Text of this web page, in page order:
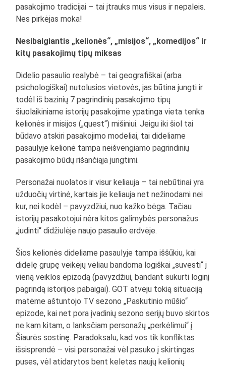
pasakojimo tradicijai – tai įtrauks mus visus ir nepaleis.
Nes pirkėjas moka!
Nesibaigiantis „kelionės“, „misijos“, „komedijos“ ir
kitų pasakojimų tipų miksas
Didelio pasaulio realybė – tai geografiškai (arba
psichologiškai) nutolusios vietovės, jas būtina jungti ir
todėl iš bazinių 7 pagrindinių pasakojimo tipų
šiuolaikiniame istorijų pasakojime ypatinga vieta tenka
kelionės ir misijos („quest“) mišiniui. Jeigu iki šiol tai
būdavo atskiri pasakojimo modeliai, tai dideliame
pasaulyje kelionė tampa neišvengiamo pagrindinių
pasakojimo būdų rišančiąja jungtimi.
Personažai nuolatos ir visur keliauja – tai nebūtinai yra
užduočių virtinė, kartais jie keliauja net nežinodami nei
kur, nei kodėl – pavyzdžiui, nuo kažko bėga. Tačiau
istorijų pasakotojui nėra kitos galimybės personažus
„judinti“ didžiulėje naujo pasaulio erdvėje.
Šios kelionės dideliame pasaulyje tampa iššūkiu, kai
didelę grupę veikėjų vėliau bandoma logiškai „suvesti“ į
vieną veiklos epizodą (pavyzdžiui, bandant sukurti loginį
pagrindą istorijos pabaigai). GOT atveju tokią situaciją
matėme aštuntojo TV sezono „Paskutinio mūšio“
epizode, kai net pora įvadinių sezono serijų buvo skirtos
ne kam kitam, o lanksčiam personažų „perkėlimui“ į
Šiaurės sostinę. Paradoksalu, kad vos tik konfliktas
išsisprendė – visi personažai vėl pasuko į skirtingas
puses, vėl atidarytos bent keletas naujų kelionių